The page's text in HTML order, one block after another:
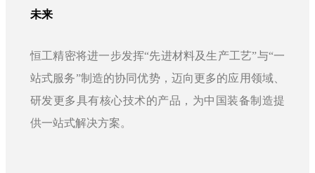
未来
恒工精密将进一步发挥“先进材料及生产工艺”与“一
站式服务”制造的协同优势，迈向更多的应用领域、
研发更多具有核心技术的产品，为中国装备制造提
供一站式解决方案。